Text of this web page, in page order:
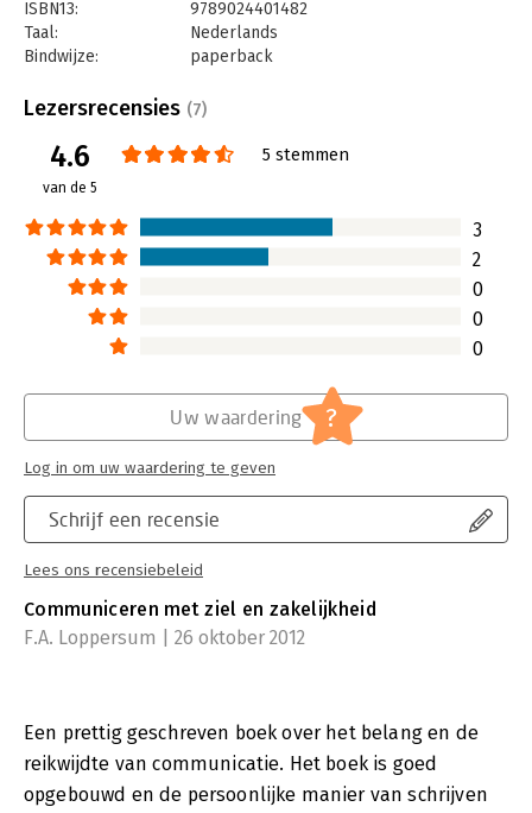
ISBN13:
9789024401482
Taal:
Nederlands
Bindwijze:
paperback
Uitgever:
Boom
Verschijningsdatum:
23-5-2012
Hoofdrubriek:
Lezersrecensies (7)
4.6
van de 5
5 stemmen
3
2
0
0
0
Schrijf een recensie
Lees ons recensiebeleid
Uw waardering ?
Log in om uw waardering te geven
Communiceren met ziel en zakelijkheid
F.A. Loppersum | 26 oktober 2012
Een prettig geschreven boek over het belang en de
reikwijdte van communicatie. Het boek is goed
opgebouwd en de persoonlijke manier van schrijven